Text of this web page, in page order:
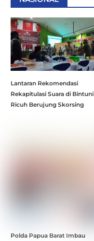
Lantaran Rekomendasi
Rekapitulasi Suara di Bintuni
Ricuh Berujung Skorsing
Polda Papua Barat Imbau